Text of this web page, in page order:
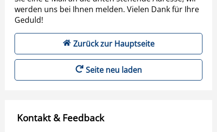
werden uns bei Ihnen melden. Vielen Dank für Ihre
Geduld!
Zurück zur Hauptseite
Seite neu laden
Kontakt & Feedback